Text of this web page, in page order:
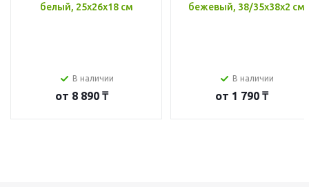
белый, 25x26x18 см
В наличии
от 8 890 ₸
бежевый, 38/35x38x2 см
В наличии
от 1 790 ₸